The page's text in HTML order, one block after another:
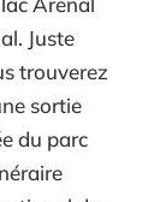
Juste
trouverez
sortie
du parc